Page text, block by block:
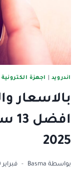
2025
اندرويد اجهزة الكترونية
بالاسعار
2025
بواسطة Basma فبراير 10, 2025